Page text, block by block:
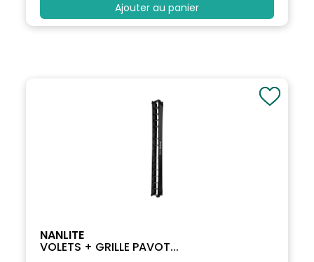
Ajouter au panier
NANLITE
VOLETS + GRILLE PAVOT...